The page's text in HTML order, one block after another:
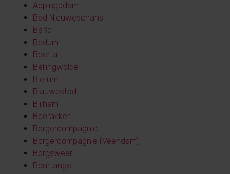
Appingedam
Bad Nieuweschans
Baflo
Bedum
Beerta
Bellingwolde
Bierum
Blauwestad
Blijham
Boerakker
Borgercompagnie
Borgercompagnie (Veendam)
Borgsweer
Bourtange